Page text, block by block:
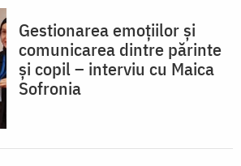
Gestionarea emoțiilor și
comunicarea dintre părinte
și copil – interviu cu Maica
Sofronia